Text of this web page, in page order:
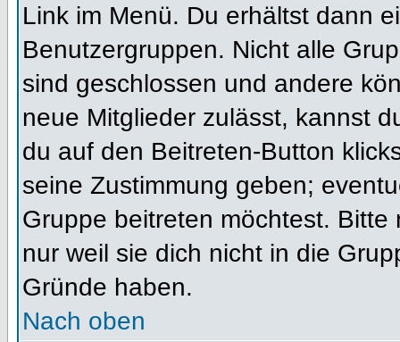
Link im Menü. Du erhältst dann
Benutzergruppen. Nicht alle
sind geschlossen und andere
neue Mitglieder zulässt, kannst
du auf den Beitreten-Button
seine Zustimmung geben;
Gruppe beitreten möchtest.
nur weil sie dich nicht in die
Gründe haben.
Nach oben